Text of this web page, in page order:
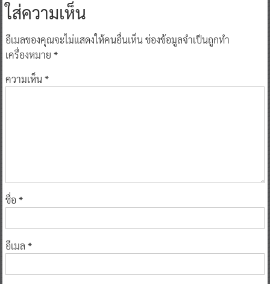
ใส่ความเห็น
อีเมลของคุณจะไม่แสดงให้คนอื่นเห็นช่องข้อมูลจำเป็นถูกทำ
เครื่องหมาย *
ความเห็น*
ชื่อ *
อีเมล *